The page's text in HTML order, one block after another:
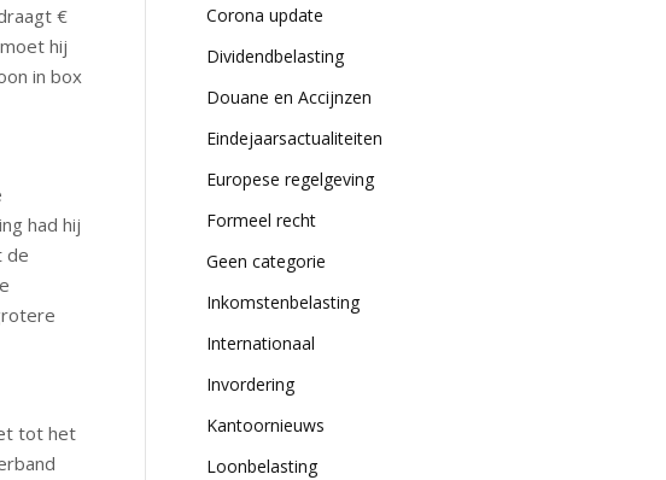
€
hij
in box
had hij
de
tot het
Corona update
Dividendbelasting
Douane en Accijnzen
Eindejaarsactualiteiten
Europese regelgeving
Formeel recht
Geen categorie
Inkomstenbelasting
Internationaal
Invordering
Kantoornieuws
Loonbelasting